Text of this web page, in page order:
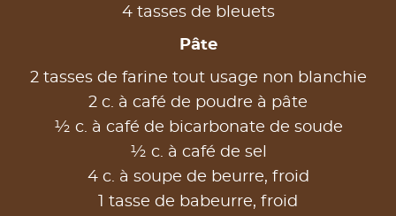
4 tasses de bleuets
Pâte
2 tasses de farine tout usage non blanchie
2 c. à café de poudre à pâte
½ c. à café de bicarbonate de soude
½ c. à café de sel
4 c. à soupe de beurre, froid
1 tasse de babeurre, froid